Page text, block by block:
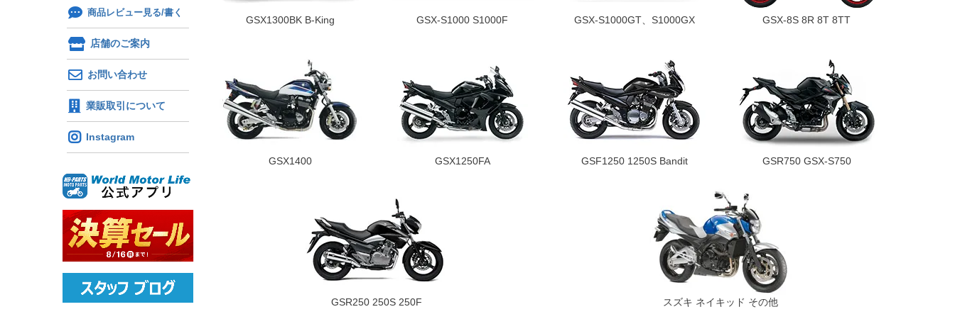
商品レビュー見る/書く
店舗のご案内
お問い合わせ
業販取引について
Instagram
GSX1300BK B-King GSX-S1000 S1000F GSX-S1000GT、S1000GX GSX-8S 8R 8T 8TT
GSX1400 GSX1250FA GSF1250 1250S Bandit GSR750 GSX-S750
GSR250 250S 250F スズキ ネイキッド その他